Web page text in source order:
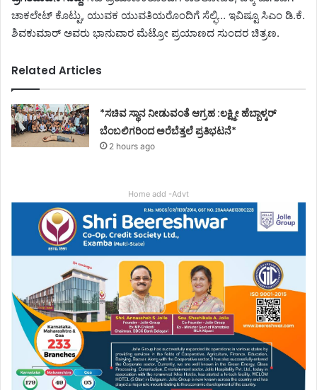
ಚಾಕಲೇಟ್ ಕೊಟ್ಟು, ಯುವಕ ಯುವತಿಯರೊಂದಿಗೆ ಸೆಲ್ಫಿ… ಇವಿಷ್ಟೂ ಸಿಎಂ ಡಿ.ಕೆ.
ಶಿವಕುಮಾರ್ ಅವರು ಭಾನುವಾರ ಮೆಟ್ರೋ ಪ್ರಯಾಣದ ಸುಂದರ ಚಿತ್ರಣ.
Related Articles
*ಸಚಿವ ಸ್ಥಾನ ನೀಡುವಂತೆ ಆಗ್ರಹ :ಲಕ್ಷ್ಮೀ ಹೆಬ್ಬಾಳ್ಕರ್
ಬೆಂಬಲಿಗರಿಂದ ಅರೆಬೆತ್ತಲೆ ಪ್ರತಿಭಟನೆ*
2 hours ago
Home add -Advt